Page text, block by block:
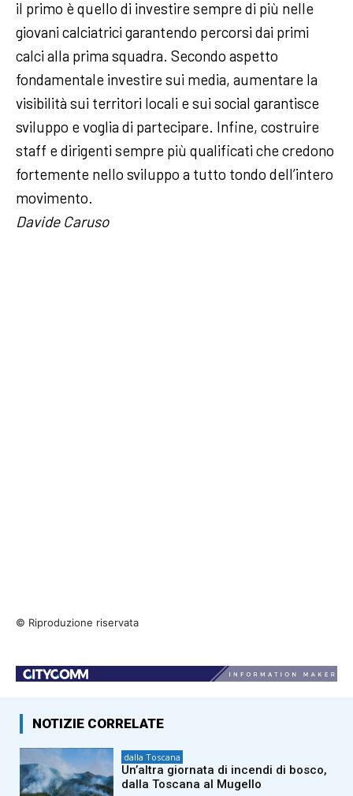
il primo è quello di investire sempre di più nelle
giovani calciatrici garantendo percorsi dai primi
calci alla prima squadra. Secondo aspetto
fondamentale investire sui media, aumentare la
visibilità sui territori locali e sui social garantisce
sviluppo e voglia di partecipare. Infine, costruire
staff e dirigenti sempre più qualificati che credono
fortemente nello sviluppo a tutto tondo dell’intero
movimento.
Davide Caruso
© Riproduzione riservata
NOTIZIE CORRELATE
dalla Toscana
Un’altra giornata di incendi di bosco,
dalla Toscana al Mugello